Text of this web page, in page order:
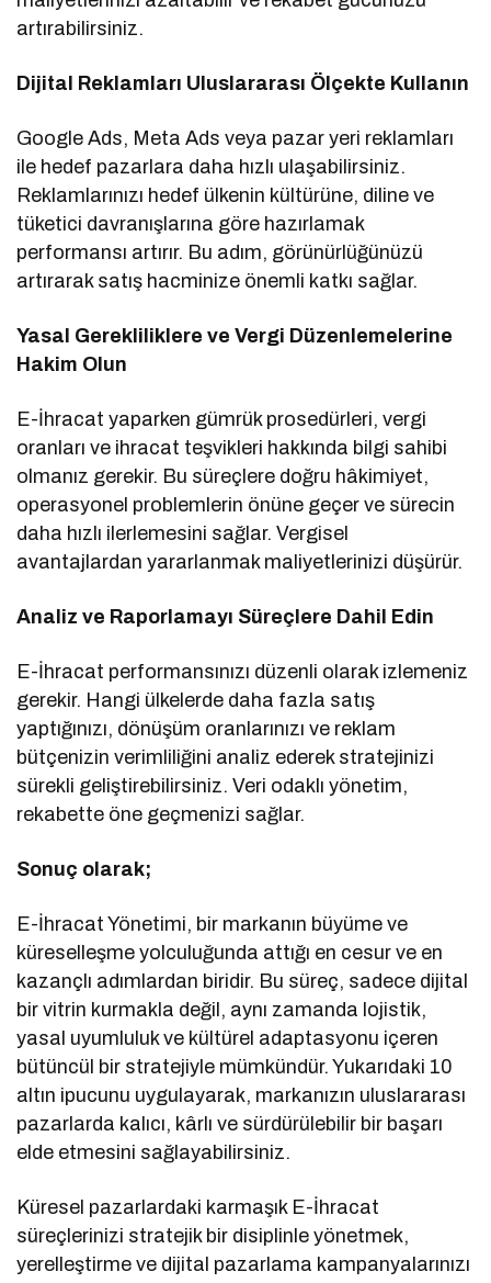
artırabilirsiniz.
Dijital Reklamları Uluslararası Ölçekte Kullanın
Google Ads, Meta Ads veya pazar yeri reklamları
ile hedef pazarlara daha hızlı ulaşabilirsiniz.
Reklamlarınızı hedef ülkenin kültürüne, diline ve
tüketici davranışlarına göre hazırlamak
performansı artırır. Bu adım, görünürlüğünüzü
artırarak satış hacminize önemli katkı sağlar.
Yasal Gerekliliklere ve Vergi Düzenlemelerine
Hakim Olun
E-İhracat yaparken gümrük prosedürleri, vergi
oranları ve ihracat teşvikleri hakkında bilgi sahibi
olmanız gerekir. Bu süreçlere doğru hâkimiyet,
operasyonel problemlerin önüne geçer ve sürecin
daha hızlı ilerlemesini sağlar. Vergisel
avantajlardan yararlanmak maliyetlerinizi düşürür.
Analiz ve Raporlamayı Süreçlere Dahil Edin
E-İhracat performansınızı düzenli olarak izlemeniz
gerekir. Hangi ülkelerde daha fazla satış
yaptığınızı, dönüşüm oranlarınızı ve reklam
bütçenizin verimliliğini analiz ederek stratejinizi
sürekli geliştirebilirsiniz. Veri odaklı yönetim,
rekabette öne geçmenizi sağlar.
Sonuç olarak;
E-İhracat Yönetimi, bir markanın büyüme ve
küreselleşme yolculuğunda attığı en cesur ve en
kazançlı adımlardan biridir. Bu süreç, sadece dijital
bir vitrin kurmakla değil, aynı zamanda lojistik,
yasal uyumluluk ve kültürel adaptasyonu içeren
bütüncül bir stratejiyle mümkündür. Yukarıdaki 10
altın ipucunu uygulayarak, markanızın uluslararası
pazarlarda kalıcı, kârlı ve sürdürülebilir bir başarı
elde etmesini sağlayabilirsiniz.
Küresel pazarlardaki karmaşık E-İhracat
süreçlerinizi stratejik bir disiplinle yönetmek,
yerelleştirme ve dijital pazarlama kampanyalarınızı